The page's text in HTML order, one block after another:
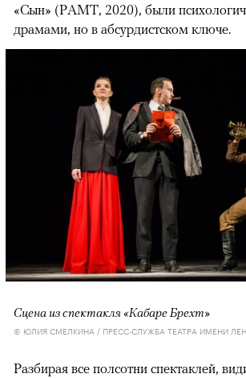
«Сын» (РАМТ, 2020), были
драмами, но в абсурдистском ключе.
Сцена из спектакля «Кабаре Брехт»
© ЮЛИЯ СМЕЛКИНА / ПРЕСС-СЛУЖБА ТЕАТРА ИМЕНИ
Разбирая все полсотни спектаклей,